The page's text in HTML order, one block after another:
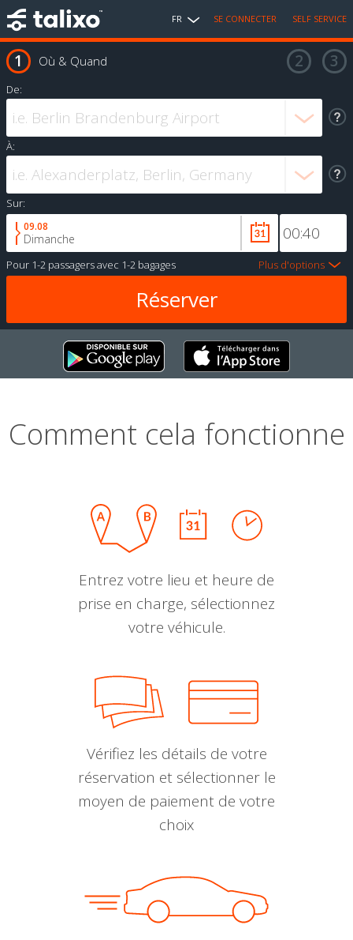
FR SE CONNECTER SELF SERVICE
Où & Quand
De:
À:
Sur:
09.08
Dimanche
Pour 1-2 passagersavec 1-2 bagages Plus d'options
Comment cela fonctionne
Entrez votre lieu et heure de
prise en charge, sélectionnez
votre véhicule.
Vérifiez les détails de votre
réservation et sélectionner le
moyen de paiement de votre
choix